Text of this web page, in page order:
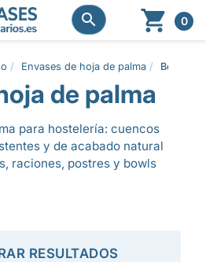

  0
Envases de hoja de palma Bols de
de palma
para hostelería: cuencos
y de acabado natural
raciones, postres y bowls
RESULTADOS